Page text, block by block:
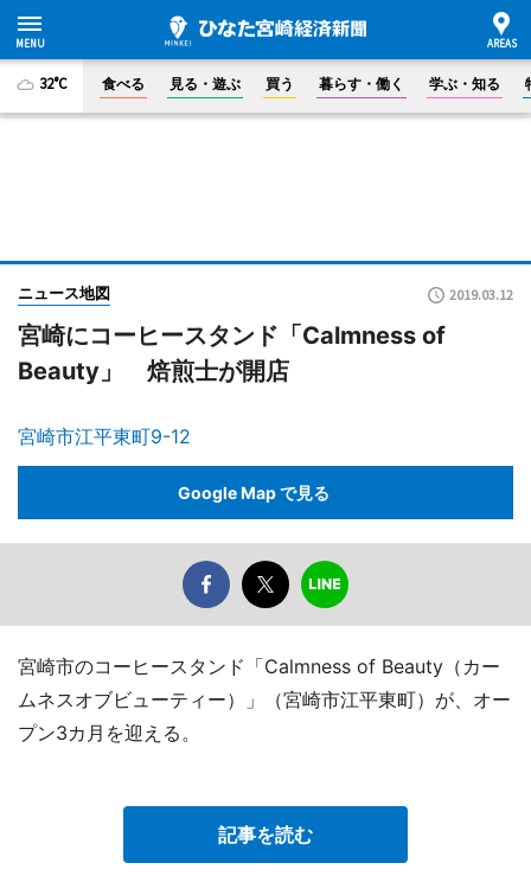
32°C 食べる 見る・遊ぶ 買う 暮らす・働く 学ぶ・知る
ニュース地図 2019.03.12
宮崎にコーヒースタンド「Calmness of
Beauty」 焙煎士が開店
宮崎市江平東町9-12
Google Map で見る
宮崎市のコーヒースタンド「Calmness of Beauty（カー
ムネスオブビューティー）」（宮崎市江平東町）が、オー
プン3カ月を迎える。
記事を読む